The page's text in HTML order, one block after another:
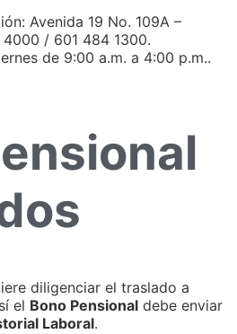
Avenida 19 No. 109A –
4000 / 601 484 1300.
de 9:00 a.m. a 4:00 p.m..
diligenciar el traslado a
el Bono Pensional debe enviar
Laboral.